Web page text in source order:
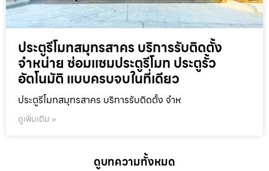
ประตูรีโมทสมุทรสาคร บริการรับติดตั้ง
จำหน่าย ซ่อมแซมประตูรีโมท ประตูรั้ว
อัตโนมัติ แบบครบจบในที่เดียว
ประตูรีโมทสมุทรสาคร บริการรับติดตั้ง จำห
ดูเพิ่มเติม »
ดูบทความทั้งหมด